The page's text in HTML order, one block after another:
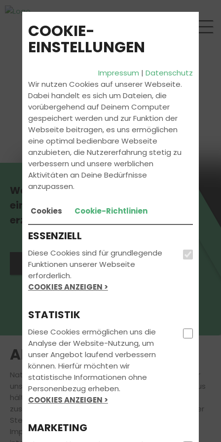
Was unsere Fahrschule so
einzigartig macht? Wir
erzählen es Dir!
Jetzt Termin vereinbaren
AKTUELLES
Natürlich stehtDeineFührerscheinausbildung
für
uns immer an erster Stelle. Doch auch darüber hinaus
hält unsere Fahrschule für Dich eine Vielzahl
zusätzlicher
An dieser
Stelle findest Du aktuelle Informationen und
Impressionen zu Veranstaltungen, News und
COOKIE-
EINSTELLUNGEN
Impressum |Datenschutz
Wir nutzen Cookies auf unserer Webseite.
Dabei handelt es sich um Dateien, die
vorübergehend auf Deinem Computer
gespeichert werden und zur Funktion der
Webseite beitragen, es uns ermöglichen
eine optimal bedienbare Webseite
anzubieten, die Nutzererfahrung stetig zu
verbessern und unsere werblichen
Aktivitäten an Deine Bedürfnisse
anzupassen.
Cookies Cookie-Richtlinien
ESSENZIELL
Diese Cookies sind für grundlegende
Funktionen unserer Webseite
erforderlich.
COOKIES ANZEIGEN >
STATISTIK
Diese Cookies ermöglichen uns die
Analyse der Website-Nutzung, um
unser Angebot laufend verbessern
können. Hierfür möchten wir
statistische Informationen ohne
Personenbezug erheben.
COOKIES ANZEIGEN >
MARKETING